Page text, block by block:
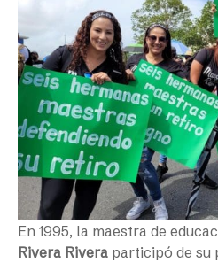
En 1995, la maestra de
Rivera Rivera participó de su